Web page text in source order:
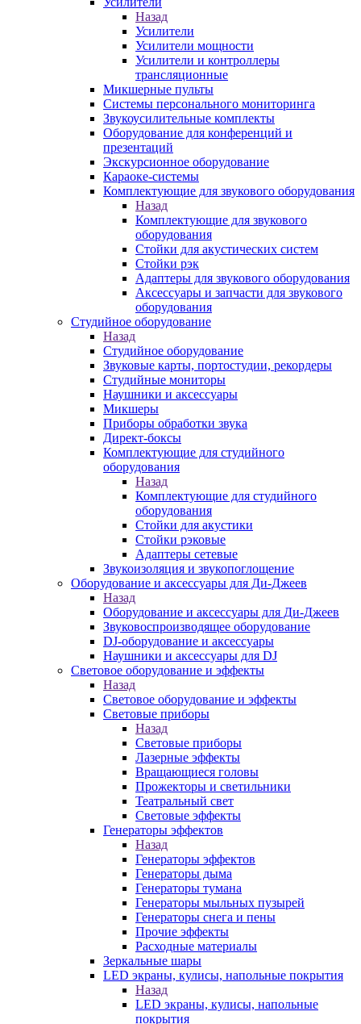
Назад
Усилители
Усилители мощности
Усилители и контроллеры
трансляционные
Микшерные пульты
Системы персонального мониторинга
Звукоусилительные комплекты
Оборудование для конференций и
презентаций
Экскурсионное оборудование
Караоке-системы
Комплектующие для звукового оборудования
Назад
Комплектующие для звукового
оборудования
Стойки для акустических систем
Стойки рэк
Адаптеры для звукового оборудования
Аксессуары и запчасти для звукового
оборудования
Студийное оборудование
Назад
Студийное оборудование
Звуковые карты, портостудии, рекордеры
Студийные мониторы
Наушники и аксессуары
Микшеры
Приборы обработки звука
Директ-боксы
Комплектующие для студийного
оборудования
Назад
Комплектующие для студийного
оборудования
Стойки для акустики
Стойки рэковые
Адаптеры сетевые
Звукоизоляция и звукопоглощение
Оборудование и аксессуары для Ди-Джеев
Назад
Оборудование и аксессуары для Ди-Джеев
Звуковоспроизводящее оборудование
DJ-оборудование и аксессуары
Наушники и аксессуары для DJ
Световое оборудование и эффекты
Назад
Световое оборудование и эффекты
Световые приборы
Назад
Световые приборы
Лазерные эффекты
Вращающиеся головы
Прожекторы и светильники
Театральный свет
Световые эффекты
Генераторы эффектов
Назад
Генераторы эффектов
Генераторы дыма
Генераторы тумана
Генераторы мыльных пузырей
Генераторы снега и пены
Прочие эффекты
Расходные материалы
Зеркальные шары
LED экраны, кулисы, напольные покрытия
Назад
LED экраны, кулисы, напольные
покрытия